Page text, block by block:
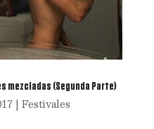
mezcladas (Segunda Parte)
| Festivales